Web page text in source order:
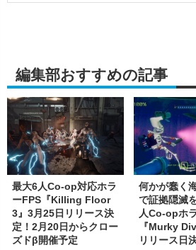
編集部おすすめの記事
最大6人Co-op対応ホラ
ーFPS『Killing Floor
3』3月25日リリース決
定！2月20日からクロー
ズドβ開催予定
何かが蠢く
で証拠隠滅
人Co-opホ
『Murky
リリース日